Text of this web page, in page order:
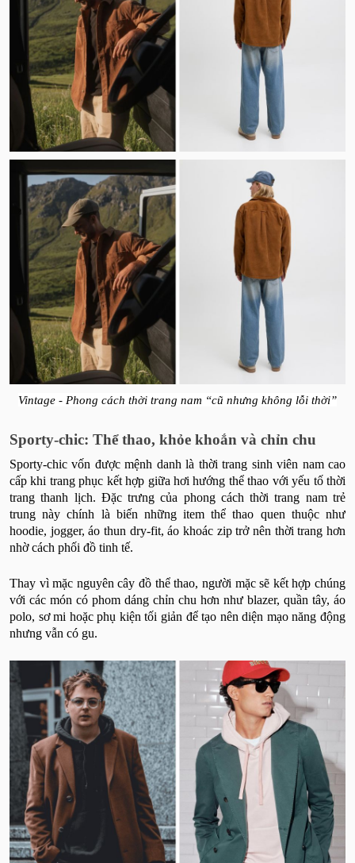
Vintage - Phong cách thời trang nam “cũ nhưng không lỗi thời”
Sporty-chic: Thể thao, khỏe khoắn và chỉn chu
Sporty-chic vốn được mệnh danh là thời trang sinh viên nam cao
cấp khi trang phục kết hợp giữa hơi hướng thể thao với yếu tố thời
trang thanh lịch. Đặc trưng của phong cách thời trang nam trẻ
trung này chính là biến những item thể thao quen thuộc như
hoodie, jogger, áo thun dry-fit, áo khoác zip trở nên thời trang hơn
nhờ cách phối đồ tinh tế.
Thay vì mặc nguyên cây đồ thể thao, người mặc sẽ kết hợp chúng
với các món có phom dáng chỉn chu hơn như blazer, quần tây, áo
polo, sơ mi hoặc phụ kiện tối giản để tạo nên diện mạo năng động
nhưng vẫn có gu.